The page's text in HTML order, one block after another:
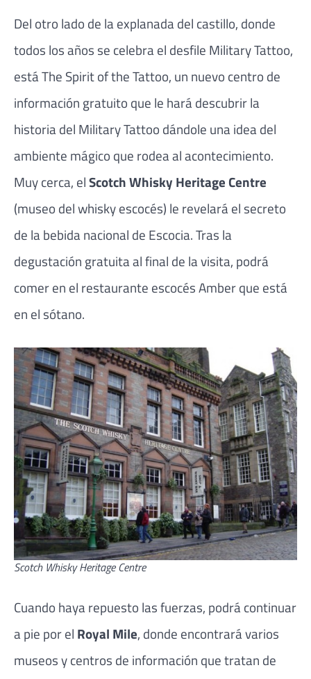
Del otro lado de la explanada del castillo, donde
todos los años se celebra el desfile Military Tattoo,
está The Spirit of the Tattoo, un nuevo centro de
información gratuito que le hará descubrir la
historia del Military Tattoo dándole una idea del
ambiente mágico que rodea al acontecimiento.
Muy cerca, elScotch Whisky Heritage Centre
(museo del whisky escocés) le revelará el secreto
de la bebida nacional de Escocia. Tras la
degustación gratuita al final de la visita, podrá
comer en el restaurante escocés Amber que está
en el sótano.
Scotch Whisky Heritage Centre
Cuando haya repuesto las fuerzas, podrá continuar
a pie por el Royal Mile, donde encontrará varios
museos y centros de información que tratan de